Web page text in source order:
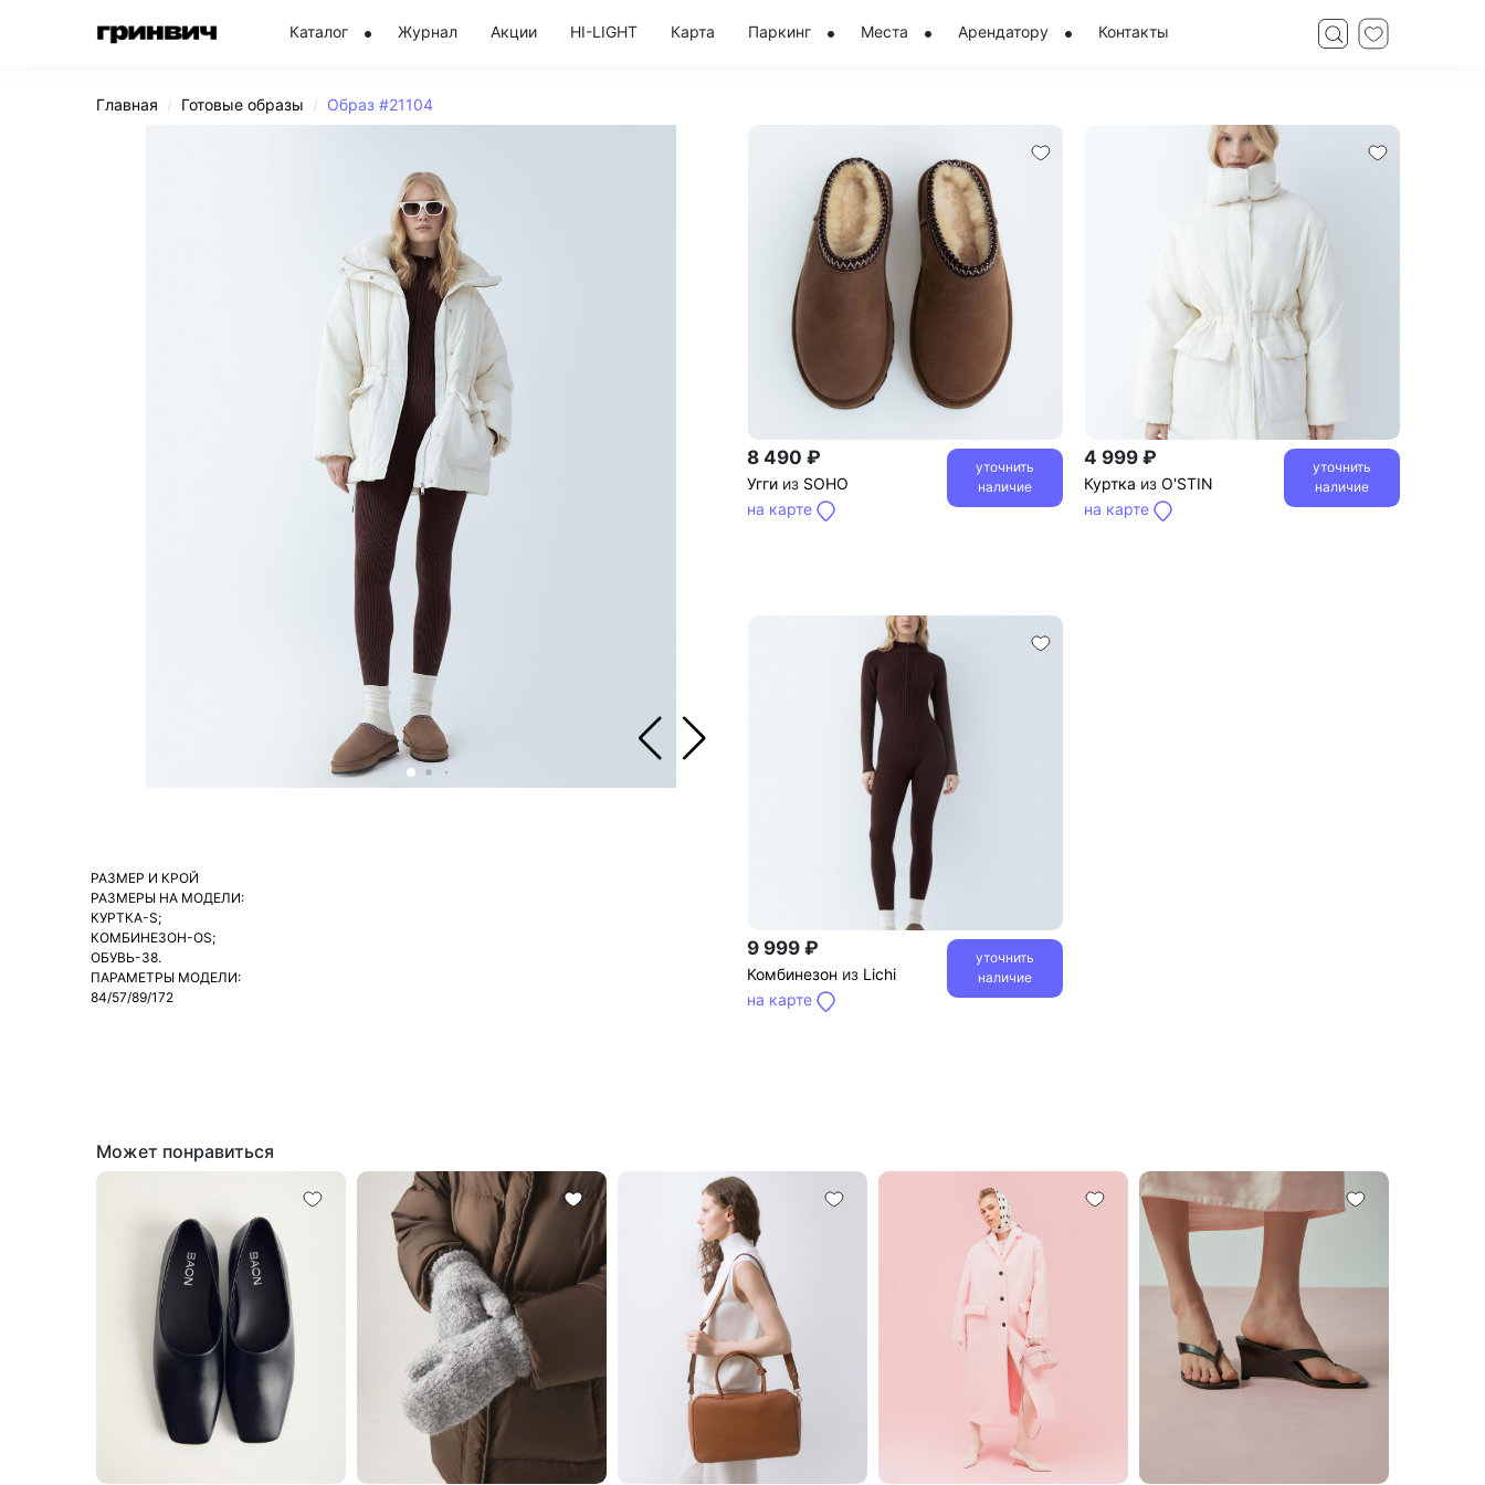
Каталог Журнал Акции HI-LIGHT Карта Паркинг Места Арендатору Контакты
Главная Готовые образы Образ #21104
РАЗМЕР И КРОЙ
РАЗМЕРЫ НА МОДЕЛИ:
КУРТКА-S;
КОМБИНЕЗОН-ОS;
ОБУВЬ-38.
ПАРАМЕТРЫ МОДЕЛИ:
84/57/89/172
8 490 ₽
Угги из SOHO
на карте
уточнить
наличие
4 999 ₽
Куртка из O'STIN
на карте
уточнить
наличие
9 999 ₽
Комбинезон из Lichi
на карте
уточнить
наличие
Может понравиться